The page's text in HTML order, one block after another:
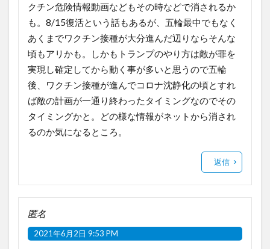
クチン危険情報動画などもその時などで消されるか
も。8/15復活という話もあるが、五輪最中でもなく
あくまでワクチン接種が大分進んだ辺りならそんな
頃もアリかも。しかもトランプのやり方は敵が罪を
実現し確定してから動く事が多いと思うので五輪
後、ワクチン接種が進んでコロナ沈静化の頃とすれ
ば敵の計画が一通り終わったタイミングなのでその
タイミングかと。どの様な情報がネットから消され
るのか気になるところ。
返信
匿名
2021年6月2日 9:53 PM